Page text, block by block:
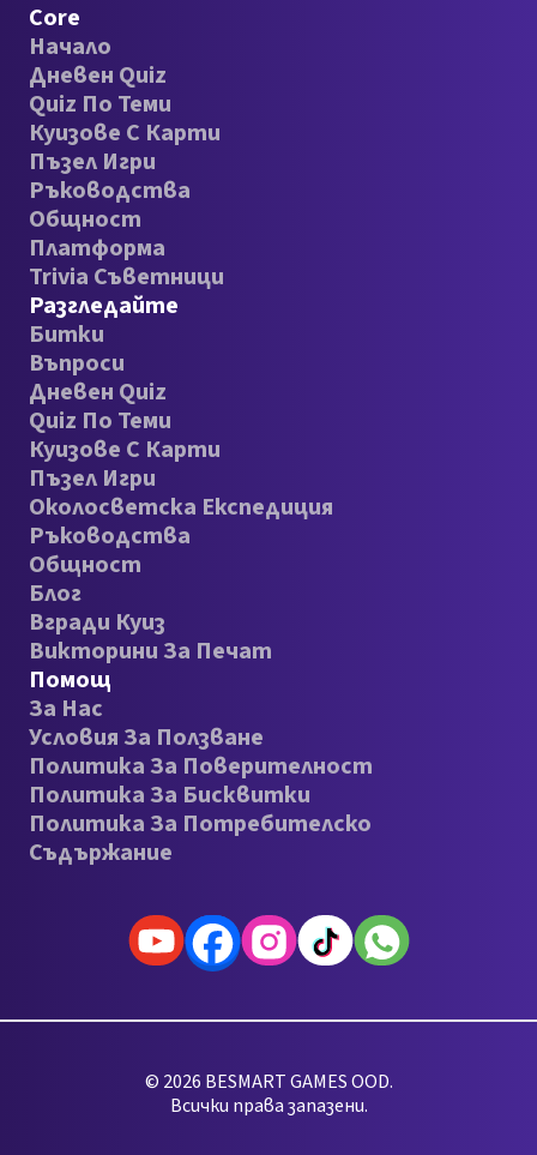
Core
Начало
Дневен Quiz
Quiz По Теми
Куизове С Карти
Пъзел Игри
Ръководства
Общност
Платформа
Trivia Съветници
Разгледайте
Битки
Въпроси
Дневен Quiz
Quiz По Теми
Куизове С Карти
Пъзел Игри
Околосветска Експедиция
Ръководства
Общност
Блог
Вгради Куиз
Викторини За Печат
Помощ
За Нас
Условия За Ползване
Политика За Поверителност
Политика За Бисквитки
Политика За Потребителско
Съдържание
© 2026 BESMART GAMES OOD.
Всички права запазени.